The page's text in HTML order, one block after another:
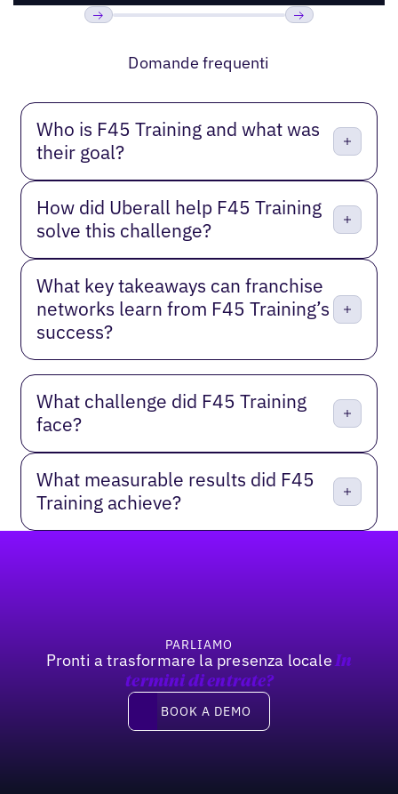
Domande frequenti
Who is F45 Training and what was
their goal?
How did Uberall help F45 Training
solve this challenge?
What key takeaways can franchise
networks learn from F45 Training’s
success?
What challenge did F45 Training
face?
What measurable results did F45
Training achieve?
PARLIAMO
Pronti a trasformare la presenza locale In
termini di entrate?
Book a demo
BOOK A DEMO